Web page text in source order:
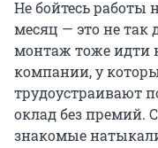
Не бойтесь работы
месяц — это не так
монтаж тоже идти
компании, у
трудоустраивают
оклад без премий.
знакомые